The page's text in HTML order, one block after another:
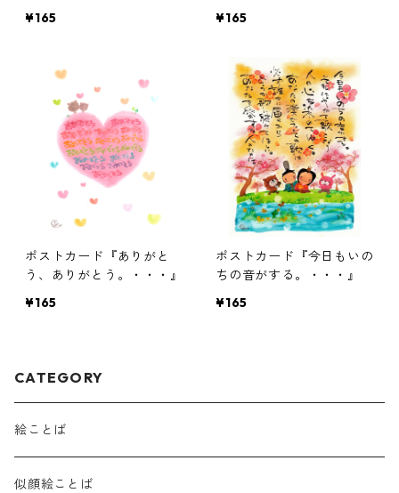
¥165
¥165
ポストカード『ありがと
う、ありがとう。・・・』
¥165
ポストカード『今日もいの
ちの音がする。・・・』
¥165
CATEGORY
絵ことば
似顔絵ことば